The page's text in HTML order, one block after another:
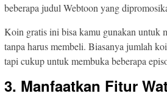
beberapa judul Webtoon yang
Koin gratis ini bisa kamu gunakan untuk
tanpa harus membeli. Biasanya jumlah
tapi cukup untuk membuka beberapa
3. Manfaatkan Fitur